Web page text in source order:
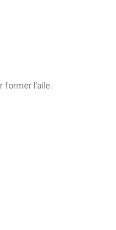
l’aile.